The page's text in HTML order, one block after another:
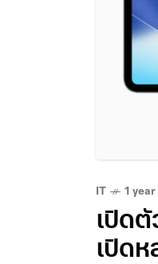
IT 1 year
เปิดตั
เปิดห